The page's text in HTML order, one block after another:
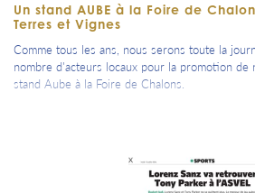
Un stand AUBE à la Foire de
Terres et Vignes
Comme tous les ans, nous serons toute la
nombre d'acteurs locaux pour la promotion
stand Aube à la Foire de Chalons.